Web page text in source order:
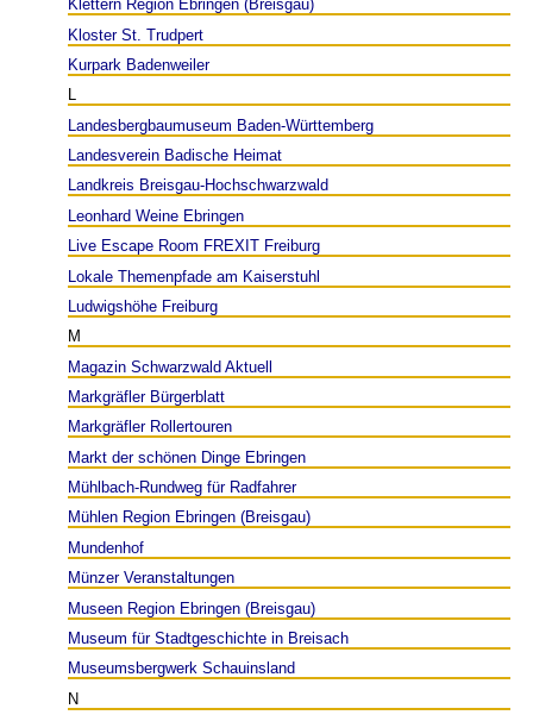
Klettern Region Ebringen (Breisgau)
Kloster St. Trudpert
Kurpark Badenweiler
L
Landesbergbaumuseum Baden-Württemberg
Landesverein Badische Heimat
Landkreis Breisgau-Hochschwarzwald
Leonhard Weine Ebringen
Live Escape Room FREXIT Freiburg
Lokale Themenpfade am Kaiserstuhl
Ludwigshöhe Freiburg
M
Magazin Schwarzwald Aktuell
Markgräfler Bürgerblatt
Markgräfler Rollertouren
Markt der schönen Dinge Ebringen
Mühlbach-Rundweg für Radfahrer
Mühlen Region Ebringen (Breisgau)
Mundenhof
Münzer Veranstaltungen
Museen Region Ebringen (Breisgau)
Museum für Stadtgeschichte in Breisach
Museumsbergwerk Schauinsland
N